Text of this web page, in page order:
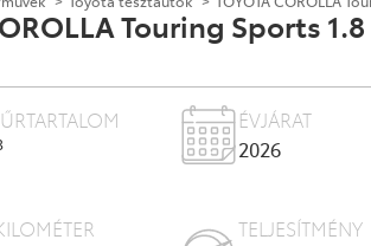
Touring Sports
ÉVJÁRAT
2026
TELJESÍTMÉNY